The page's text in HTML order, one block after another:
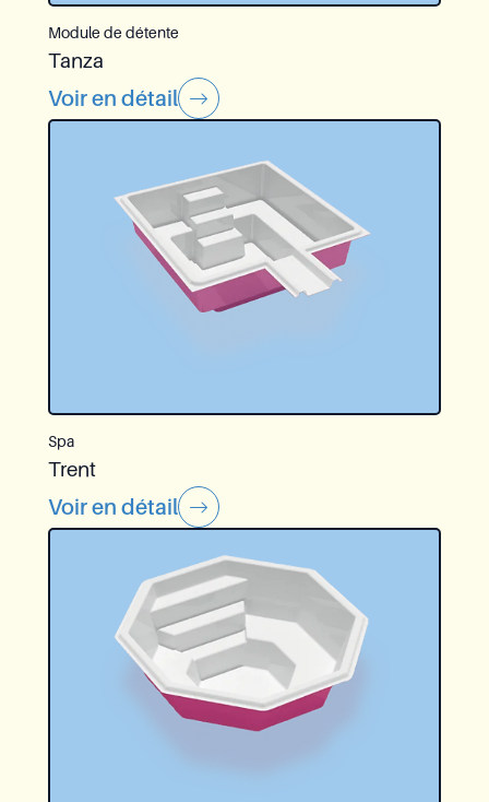
Module de détente
Tanza
Voir en détail
Spa
Trent
Voir en détail